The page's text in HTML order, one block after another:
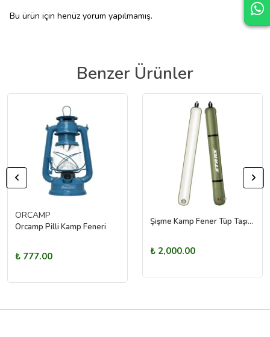
Bu ürün için henüz yorum yapılmamış.
Benzer Ürünler
ORCAMP
Orcamp Pilli Kamp Feneri
₺ 777.00
Şişme Kamp Fener Tüp Taşınabilir PVC LED Kamp Işık 1200LM Manyetik Araba RV Için (M)
₺ 2,000.00